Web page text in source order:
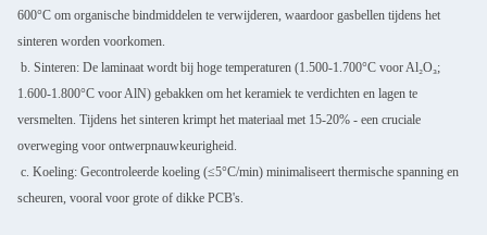
600°C om organische bindmiddelen te verwijderen, waardoor gasbellen tijdens het
sinteren worden voorkomen.
b. Sinteren: De laminaat wordt bij hoge temperaturen (1.500-1.700°C voor Al₂O₃;
1.600-1.800°C voor AlN) gebakken om het keramiek te verdichten en lagen te
versmelten. Tijdens het sinteren krimpt het materiaal met 15-20% - een cruciale
overweging voor ontwerpnauwkeurigheid.
c. Koeling: Gecontroleerde koeling (≤5°C/min) minimaliseert thermische spanning en
scheuren, vooral voor grote of dikke PCB's.